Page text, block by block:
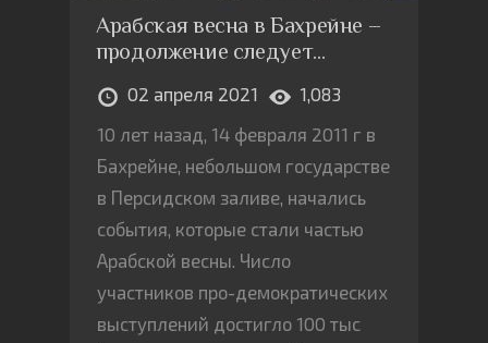
Арабская весна в Бахрейне –
продолжение следует…
02 апреля 2021
1,083
10 лет назад, 14 февраля 2011 г в
Бахрейне, небольшом государстве
в Персидском заливе, начались
события, которые стали частью
Арабской весны. Число
участников про-демократических
выступлений достигло 100 тыс